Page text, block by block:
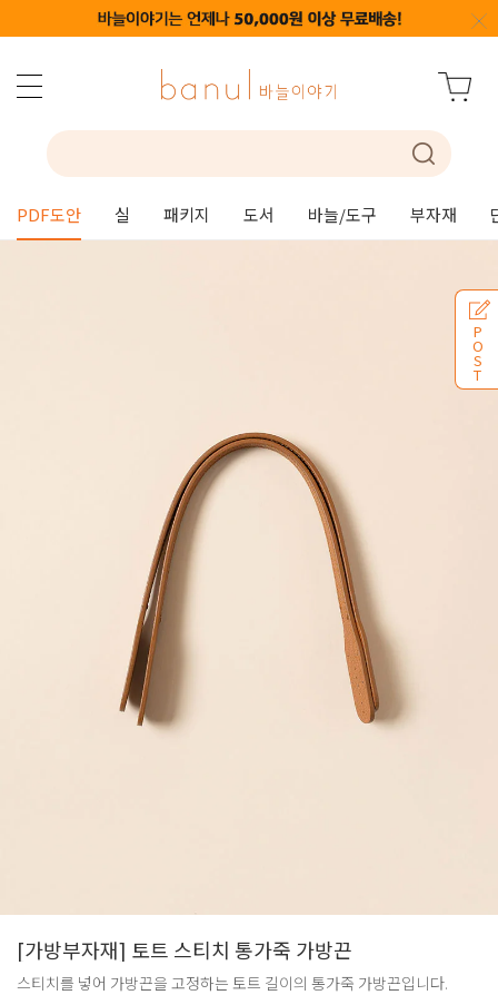
PDF도안 실 패키지 도서 바늘/도구 부자재
P
O
S
T
[가방부자재] 토트 스티치 통가죽 가방끈
스티치를 넣어 가방끈을 고정하는 토트 길이의 통가죽 가방끈입니다.